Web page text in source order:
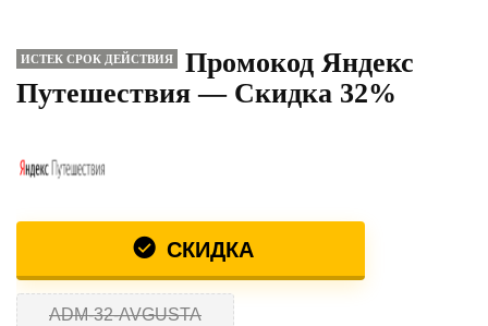
ИСТЕК СРОК ДЕЙСТВИЯ
Промокод Яндекс
Путешествия — Скидка 32%
СКИДКА
ADM-32-AVGUSTA